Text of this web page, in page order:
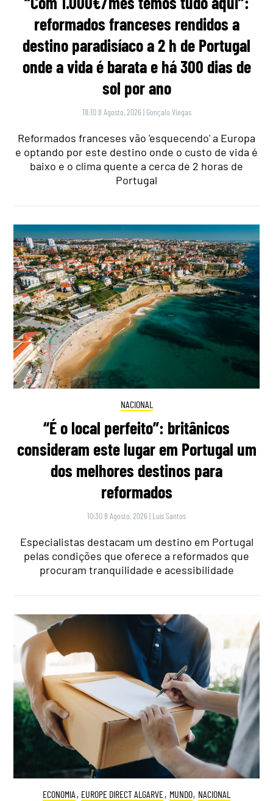
reformados franceses rendidos a
destino paradisíaco a 2 h de Portugal
onde a vida é barata e há 300 dias de
sol por ano
18:10 8 Agosto, 2026 | Gonçalo Viegas
Reformados franceses vão 'esquecendo' a Europa
e optando por este destino onde o custo de vida é
baixo e o clima quente a cerca de 2 horas de
Portugal
NACIONAL
“É o local perfeito”: britânicos
consideram este lugar em Portugal um
dos melhores destinos para
reformados
10:30 8 Agosto, 2026 | Luís Santos
Especialistas destacam um destino em Portugal
pelas condições que oferece a reformados que
procuram tranquilidade e acessibilidade
ECONOMIA , EUROPE DIRECT ALGARVE, MUNDO, NACIONAL